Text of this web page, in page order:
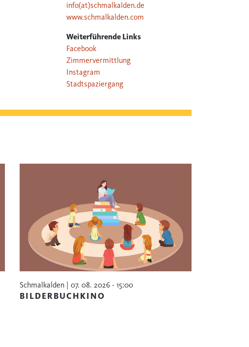
info(at)schmalkalden.de
www.schmalkalden.com
Weiterführende Links
Facebook
Zimmervermittlung
Instagram
Stadtspaziergang
Schmalkalden | 07. 08. 2026 - 15:00
BILDERBUCHKINO